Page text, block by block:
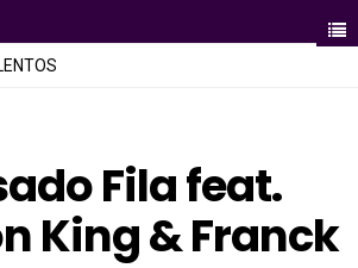
Fila feat.
King & Franck